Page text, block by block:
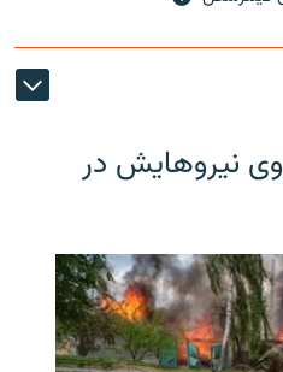
نیروهایش در